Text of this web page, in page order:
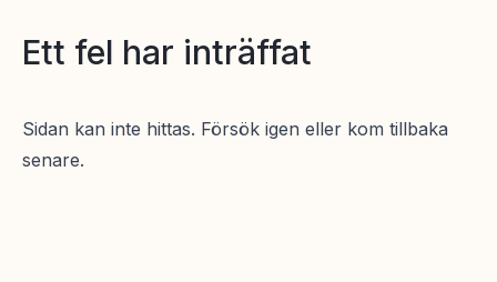
Ett fel har inträffat
Sidan kan inte hittas. Försök igen eller kom tillbaka
senare.